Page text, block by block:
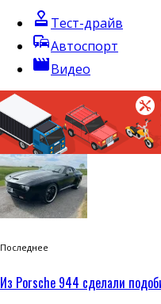
approval Тест-драйв
commuteАвтоспорт
movieВидео
Последнее
Из Porsche 944 сделали